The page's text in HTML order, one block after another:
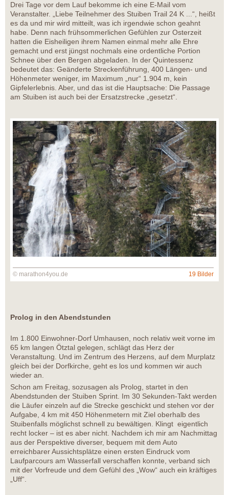
Drei Tage vor dem Lauf bekomme ich eine E-Mail vom
Veranstalter. „Liebe Teilnehmer des Stuiben Trail 24 K ...“, heißt
es da und mir wird mitteilt, was ich irgendwie schon geahnt
habe. Denn nach frühsommerlichen Gefühlen zur Osterzeit
hatten die Eisheiligen ihrem Namen einmal mehr alle Ehre
gemacht und erst jüngst nochmals eine ordentliche Portion
Schnee über den Bergen abgeladen. In der Quintessenz
bedeutet das: Geänderte Streckenführung, 400 Längen- und
Höhenmeter weniger, im Maximum „nur“ 1.904 m, kein
Gipfelerlebnis. Aber, und das ist die Hauptsache: Die Passage
am Stuiben ist auch bei der Ersatzstrecke „gesetzt“.
© marathon4you.de 19 Bilder
Prolog in den Abendstunden
Im 1.800 Einwohner-Dorf Umhausen, noch relativ weit vorne im
65 km langen Ötztal gelegen, schlägt das Herz der
Veranstaltung. Und im Zentrum des Herzens, auf dem Murplatz
gleich bei der Dorfkirche, geht es los und kommen wir auch
wieder an.
Schon am Freitag, sozusagen als Prolog, startet in den
Abendstunden der Stuiben Sprint. Im 30 Sekunden-Takt werden
die Läufer einzeln auf die Strecke geschickt und stehen vor der
Aufgabe, 4 km mit 450 Höhenmetern mit Ziel oberhalb des
Stuibenfalls möglichst schnell zu bewältigen. Klingt eigentlich
recht locker – ist es aber nicht. Nachdem ich mir am Nachmittag
aus der Perspektive diverser, bequem mit dem Auto
erreichbarer Aussichtsplätze einen ersten Eindruck vom
Laufparcours am Wasserfall verschaffen konnte, verband sich
mit der Vorfreude und dem Gefühl des „Wow“ auch ein kräftiges
„Uff“.